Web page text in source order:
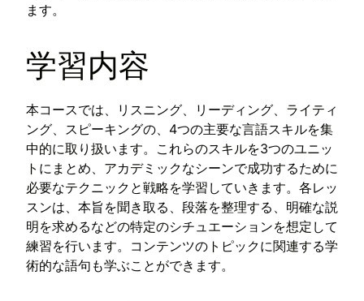
ます。
学習内容
本コースでは、リスニング、リーディング、ライティ
ング、スピーキングの、4つの主要な言語スキルを集
中的に取り扱います。これらのスキルを3つのユニッ
トにまとめ、アカデミックなシーンで成功するために
必要なテクニックと戦略を学習していきます。各レッ
スンは、本旨を聞き取る、段落を整理する、明確な説
明を求めるなどの特定のシチュエーションを想定して
練習を行います。コンテンツのトピックに関連する学
術的な語句も学ぶことができます。